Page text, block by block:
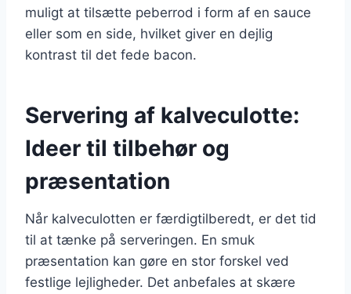
muligt at tilsætte peberrod i form af en sauce
eller som en side, hvilket giver en dejlig
kontrast til det fede bacon.
Servering af kalveculotte:
Ideer til tilbehør og
præsentation
Når kalveculotten er færdigtilberedt, er det tid
til at tænke på serveringen. En smuk
præsentation kan gøre en stor forskel ved
festlige lejligheder. Det anbefales at skære